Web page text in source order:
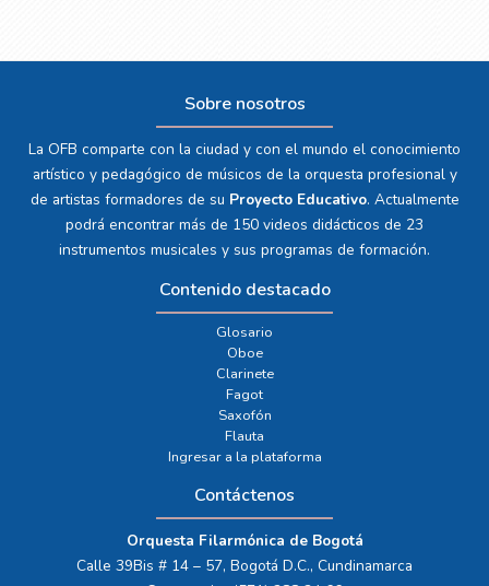
Sobre nosotros
La OFB comparte con la ciudad y con el mundo el conocimiento
artístico y pedagógico de músicos de la orquesta profesional y
de artistas formadores de su Proyecto Educativo. Actualmente
podrá encontrar más de 150 videos didácticos de 23
instrumentos musicales y sus programas de formación.
Contenido destacado
Glosario
Oboe
Clarinete
Fagot
Saxofón
Flauta
Ingresar a la plataforma
Contáctenos
Orquesta Filarmónica de Bogotá
Calle 39Bis # 14 – 57, Bogotá D.C., Cundinamarca